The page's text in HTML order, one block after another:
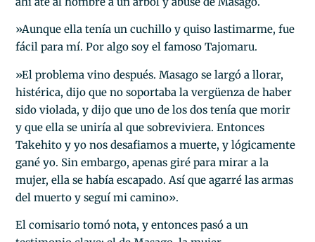
»Aunque ella tenía un cuchillo y quiso lastimarme, fue
fácil para mí. Por algo soy el famoso Tajomaru.
»El problema vino después. Masago se largó a llorar,
histérica, dijo que no soportaba la vergüenza de haber
sido violada, y dijo que uno de los dos tenía que morir
y que ella se uniría al que sobreviviera. Entonces
Takehito y yo nos desafiamos a muerte, y lógicamente
gané yo. Sin embargo, apenas giré para mirar a la
mujer, ella se había escapado. Así que agarré las armas
del muerto y seguí mi camino».
El comisario tomó nota, y entonces pasó a un